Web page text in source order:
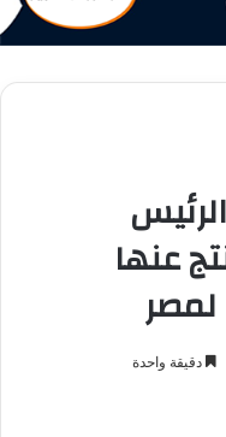
عنها
دقيقة واحدة